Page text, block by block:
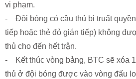
vi phạm.
- Đội bóng có cầu thủ bị truất
tiếp hoặc thẻ đỏ gián tiếp) không
thủ cho đến hết trận.
- Kết thúc vòng bảng, BTC sẽ xóa
thủ ở đội bóng được vào vòng đấu